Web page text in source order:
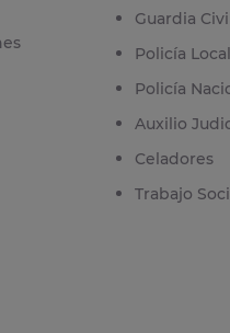
Guardia
Policía Local
Policía
Auxilio
Celadores
Trabajo